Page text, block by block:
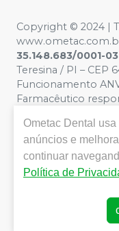
Copyright © 2024 |
35.148.683/0001-03
Teresina / PI – CEP
Funcionamento
Farmacêutico
Segurança - Fotos
condições da loja
caso de
do Carrinho de
compras de
Ometac Dental usa
anúncios e
continuar
Política de